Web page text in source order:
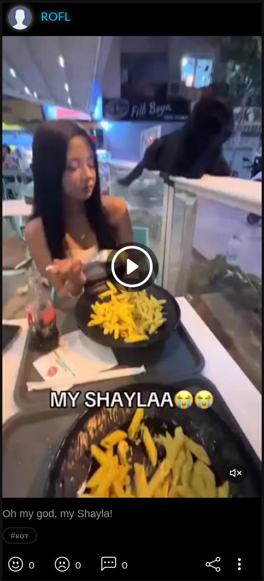
ROFL
Oh my god, my Shayla!
#кот
0 0 0